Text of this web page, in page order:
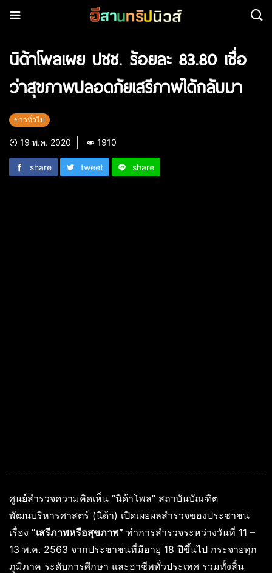
นิด้าโพลเผย ปชช. ร้อยละ 83.80 เชื่อ
ว่าสุขภาพปลอดภัยเสรีภาพได้กลับมา
ข่าวทั่วไป
19 พ.ค. 2020 1910
share tweet share
ศูนย์สำรวจความคิดเห็น “นิด้าโพล” สถาบันบัณฑิต
พัฒนบริหารศาสตร์ (นิด้า) เปิดเผยผลสำรวจของประชาชน
เรื่อง “เสรีภาพหรือสุขภาพ” ทำการสำรวจระหว่างวันที่ 11 –
13 พ.ค. 2563 จากประชาชนที่มีอายุ 18 ปีขึ้นไป กระจายทุก
ภูมิภาค ระดับการศึกษา และอาชีพทั่วประเทศ รวมทั้งสิ้น